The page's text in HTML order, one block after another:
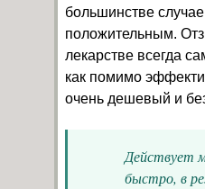
большинстве
положительным.
лекарстве всегда
как помимо
очень дешевый и
Действует
быстро, в